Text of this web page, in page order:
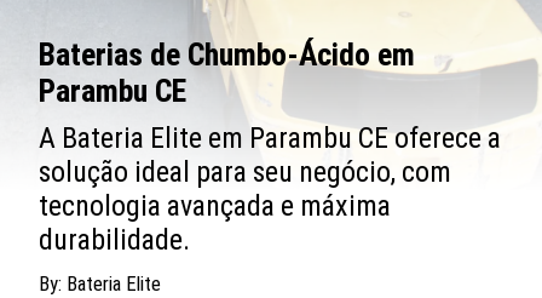
Baterias de Chumbo-Ácido em
Parambu CE
A Bateria Elite em Parambu CE oferece a
solução ideal para seu negócio, com
tecnologia avançada e máxima
durabilidade.
By: Bateria Elite